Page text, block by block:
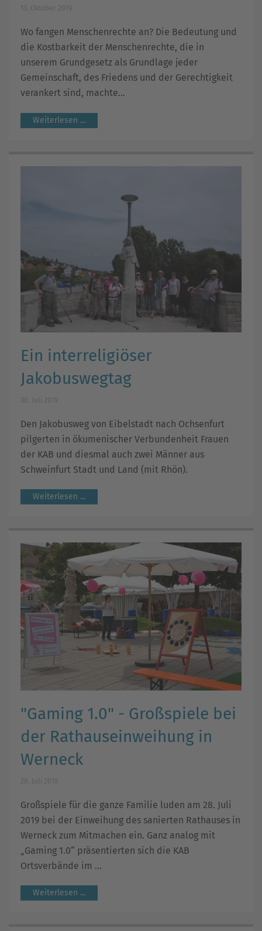
Wo fangen Menschenrechte an? Die Bedeutung und
die Kostbarkeit der Menschenrechte, die in
unserem Grundgesetz als Grundlage jeder
Gemeinschaft, des Friedens und der Gerechtigkeit
verankert sind, machte...
Weiterlesen ...
Ein interreligiöser
Jakobuswegtag
Den Jakobusweg von Eibelstadt nach Ochsenfurt
pilgerten in ökumenischer Verbundenheit Frauen
der KAB und diesmal auch zwei Männer aus
Schweinfurt Stadt und Land (mit Rhön).
Weiterlesen ...
"Gaming 1.0" - Großspiele bei
der Rathauseinweihung in
Werneck
Großspiele für die ganze Familie luden am 28. Juli
2019 bei der Einweihung des sanierten Rathauses in
Werneck zum Mitmachen ein. Ganz analog mit
„Gaming 1.0“ präsentierten sich die KAB
Ortsverbände im ...
Weiterlesen ...